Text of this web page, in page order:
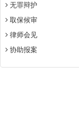
无罪辩护
取保候审
律师会见
协助报案